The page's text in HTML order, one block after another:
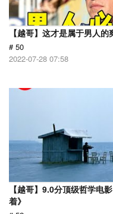
【越哥】这才是属于男人
# 50
2022-07-28 07:58
【越哥】9.0分顶级哲学电
着》